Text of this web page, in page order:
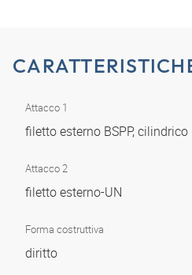
Attacco 1
filetto esterno BSPP, cilindrico
Attacco 2
filetto esterno-UN
Forma costruttiva
diritto